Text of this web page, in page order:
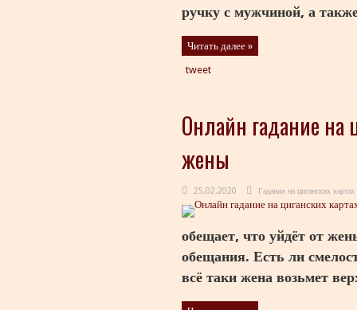
ручку с мужчиной, а
Читать далее »
tweet
Онлайн гадание на
жены
25.02.2020 Гадания на циганских картах
обещает, что уйдёт от
обещания. Есть ли
всё таки жена возьмет